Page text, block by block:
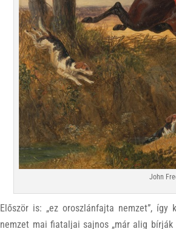
John
Először is: „ez oroszlánfajta nemzet”,
nemzet mai fiataljai sajnos „már alig